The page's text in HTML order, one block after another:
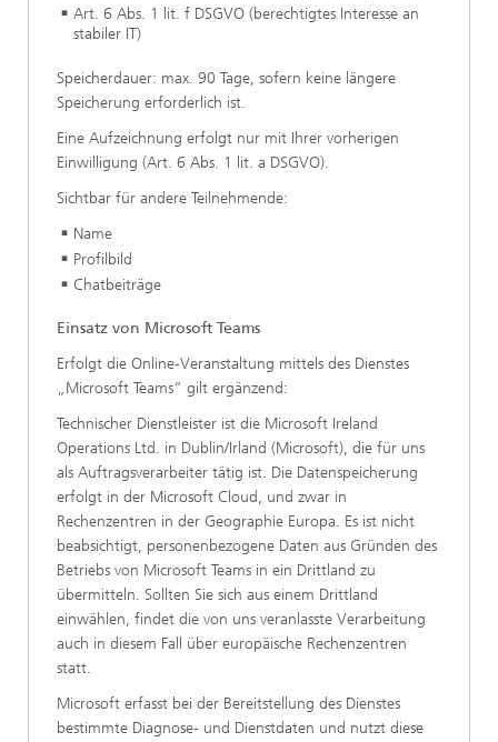
Art. 6 Abs. 1 lit. f DSGVO (berechtigtes Interesse an
stabiler IT)
Speicherdauer: max. 90 Tage, sofern keine längere
Speicherung erforderlich ist.
Eine Aufzeichnung erfolgt nur mit Ihrer vorherigen
Einwilligung (Art. 6 Abs. 1 lit. a DSGVO).
Sichtbar für andere Teilnehmende:
Name
Profilbild
Chatbeiträge
Einsatz von Microsoft Teams
Erfolgt die Online-Veranstaltung mittels des Dienstes
„Microsoft Teams“ gilt ergänzend:
Technischer Dienstleister ist die Microsoft Ireland
Operations Ltd. in Dublin/Irland (Microsoft), die für uns
als Auftragsverarbeiter tätig ist. Die Datenspeicherung
erfolgt in der Microsoft Cloud, und zwar in
Rechenzentren in der Geographie Europa. Es ist nicht
beabsichtigt, personenbezogene Daten aus Gründen des
Betriebs von Microsoft Teams in ein Drittland zu
übermitteln. Sollten Sie sich aus einem Drittland
einwählen, findet die von uns veranlasste Verarbeitung
auch in diesem Fall über europäische Rechenzentren
statt.
Microsoft erfasst bei der Bereitstellung des Dienstes
bestimmte Diagnose- und Dienstdaten und nutzt diese